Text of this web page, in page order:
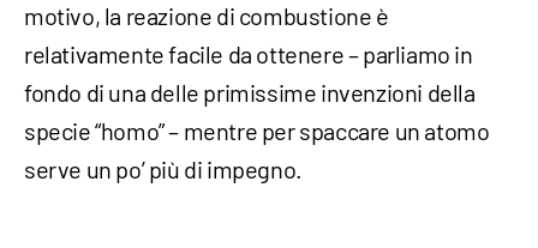
motivo, la reazione di combustione è
relativamente facile da ottenere – parliamo in
fondo di una delle primissime invenzioni della
specie “homo” – mentre per spaccare un atomo
serve un po’ più di impegno.